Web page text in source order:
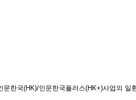
문한국(HK)/인문한국플러스(HK+)사업의